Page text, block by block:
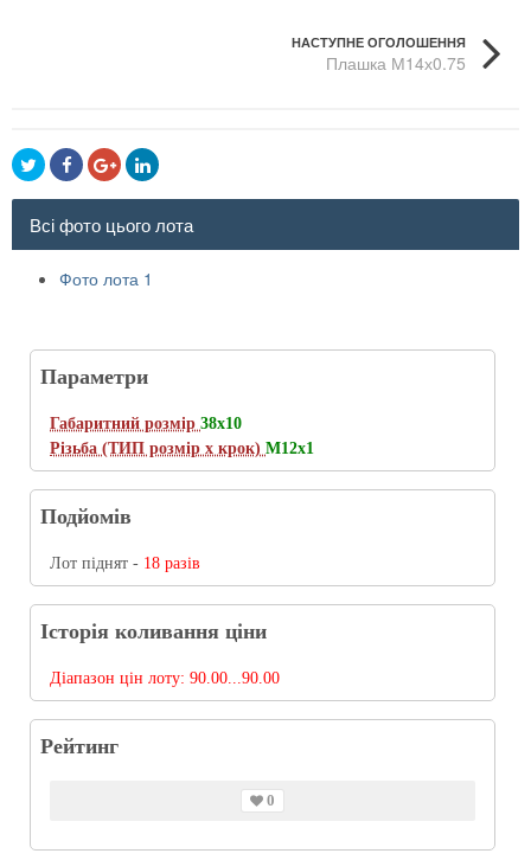
НАСТУПНЕ ОГОЛОШЕННЯ
Плашка М14х0.75
Всі фото цього лота
Фото лота 1
Параметри
Габаритний розмір 38х10
Різьба (ТИП розмір х крок) M12x1
Подйомів
Лот піднят - 18 разів
Історія коливання ціни
Діапазон цін лоту: 90.00...90.00
Рейтинг
0